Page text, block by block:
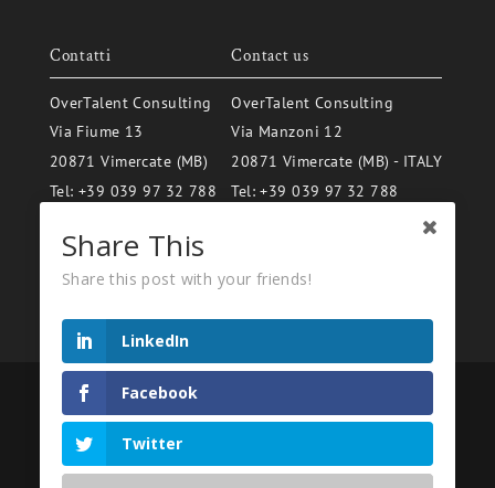
Contatti
OverTalent Consulting
Via Fiume 13
20871 Vimercate (MB)
Tel: +39 039 97 32 788
Contact us
OverTalent Consulting
Via Manzoni 12
20871 Vimercate (MB) - ITALY
Tel:+39 039 97 32 788
2026
2026 © OverTalent Consulting - Sede Legale: Via Manzoni 58/A,
Share This
Share this post with your friends!
LinkedIn
Facebook
Twitter